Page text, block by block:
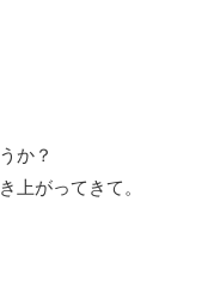
か？
上がってきて。